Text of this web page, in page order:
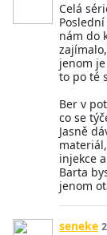
Celá
nám do
jenom
to po té
Ber v
co se
Jasně
injekce
Barta
jenom
seneke